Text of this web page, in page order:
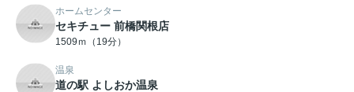
ホームセンター
セキチュー 前橋関根店
1509ｍ（19分）
温泉
道の駅 よしおか温泉